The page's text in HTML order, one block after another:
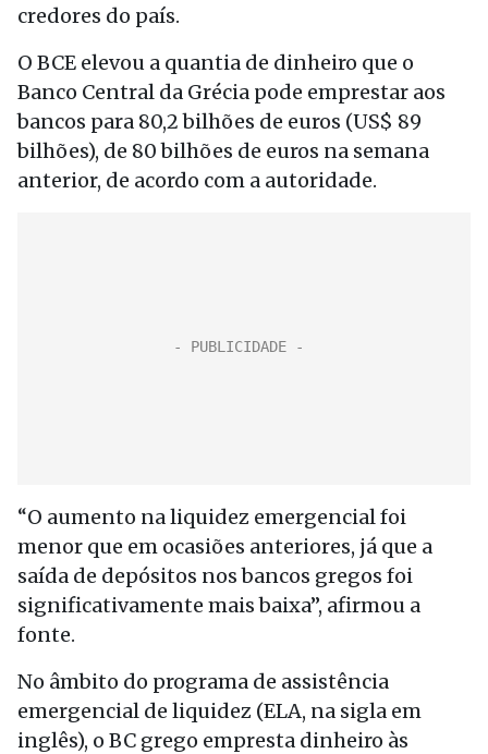
credores do país.
O BCE elevou a quantia de dinheiro que o
Banco Central da Grécia pode emprestar aos
bancos para 80,2 bilhões de euros (US$ 89
bilhões), de 80 bilhões de euros na semana
anterior, de acordo com a autoridade.
“O aumento na liquidez emergencial foi
menor que em ocasiões anteriores, já que a
saída de depósitos nos bancos gregos foi
significativamente mais baixa”, afirmou a
fonte.
No âmbito do programa de assistência
emergencial de liquidez (ELA, na sigla em
inglês), o BC grego empresta dinheiro às